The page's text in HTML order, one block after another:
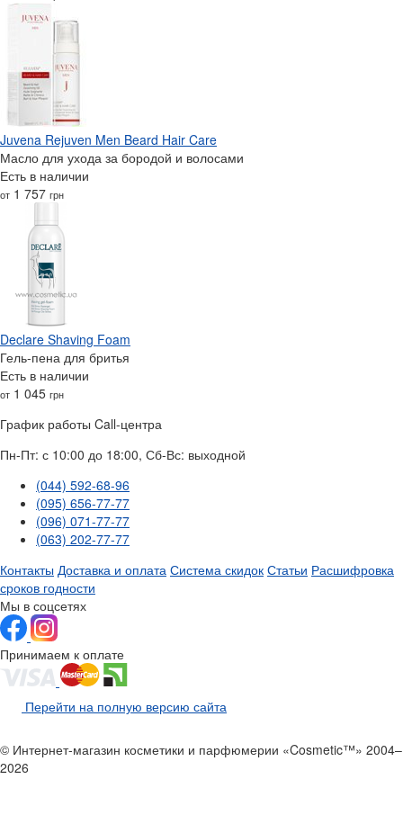
Juvena Rejuven Men Beard Hair Care
Масло для ухода за бородой и волосами
Есть в наличии
от 1 757 грн
Declare Shaving Foam
Гель-пена для бритья
Есть в наличии
от 1 045 грн
График работы Call-центра
Пн-Пт: с 10:00 до 18:00, Сб-Вс: выходной
(044) 592-68-96
(095) 656-77-77
(096) 071-77-77
(063) 202-77-77
Контакты Доставка и оплата Система скидок Статьи Расшифровка
сроков годности
Мы в соцсетях
Принимаем к оплате
Перейти на полную версию сайта
© Интернет-магазин косметики и парфюмерии «Cosmetic™» 2004–
2026